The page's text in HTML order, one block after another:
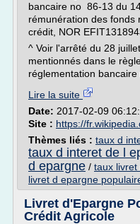
bancaire no 86-13 du
rémunération des fonds
crédit, NOR
^ Voir l'arrêté du 28
mentionnés dans le
réglementation bancaire
Lire la suite
Date: 2017-02-09
Site : https://
Thèmes liés : taux d
taux d interet de l
d epargne / taux
livret d epargne
Livret d'Epargne
Crédit Agricole